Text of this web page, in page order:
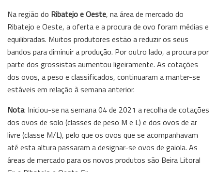
Na região do Ribatejo e Oeste, na área de mercado do
Ribatejo e Oeste, a oferta e a procura de ovo foram médias e
equilibradas. Muitos produtores estão a reduzir os seus
bandos para diminuir a produção. Por outro lado, a procura por
parte dos grossistas aumentou ligeiramente. As cotações
dos ovos, a peso e classificados, continuaram a manter-se
estáveis em relação à semana anterior.
Nota: Iniciou-se na semana 04 de 2021 a recolha de cotações
dos ovos de solo (classes de peso M e L) e dos ovos de ar
livre (classe M/L), pelo que os ovos que se acompanhavam
até esta altura passaram a designar-se ovos de gaiola. As
áreas de mercado para os novos produtos são Beira Litoral